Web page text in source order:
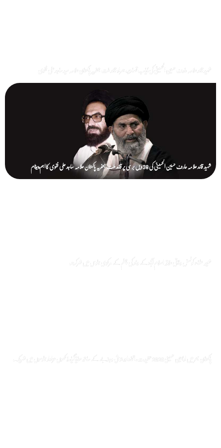
شہید قائد علامہ عارف حسین الحسینیؒ کی 38ویں برسی پر قائد ملت جعفریہ پاکستان علامہ ساجد علی نقوی کا اہم پیغام